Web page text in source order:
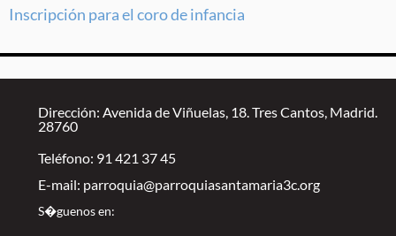
Inscripción para el coro de infancia
Dirección: Avenida de Viñuelas, 18. Tres Cantos, Madrid.
28760
Teléfono: 91 421 37 45
E-mail: parroquia@parroquiasantamaria3c.org
S�guenos en: